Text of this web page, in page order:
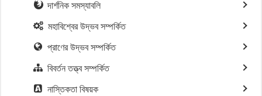
দার্শনিক সমস্যাবলি
মহাবিশ্বের উদ্ভব সম্পর্কিত
প্রাণের উদ্ভব সম্পর্কিত
বিবর্তন তত্ত্ব সম্পর্কিত
নাস্তিকতা বিষয়ক